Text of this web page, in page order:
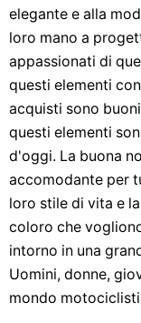
elegante e alla
loro mano a
appassionati di
questi elementi
acquisti sono
questi elementi
d'oggi. La buona
accomodante per
loro stile di vita e
coloro che
intorno in una
Uomini, donne,
mondo